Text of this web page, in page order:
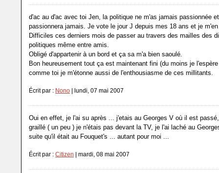
d'ac au d'ac avec toi Jen, la politique ne m'as jamais passionnée
passionnera jamais. Je vote le jour J depuis mes 18 ans et je
Difficiles ces derniers mois de passer au travers des mailles des
politiques même entre amis.
Obligé d'appartenir à un bord et ça sa m'a bien saoulé.
Bon heureusement tout ça est maintenant fini (du moins je
comme toi je m'étonne aussi de l'enthousiasme de ces millitants.
Écrit par : Nono | lundi, 07 mai 2007
Oui en effet, je l'ai su après ... j'etais au Georges V où il est
graillé ( un peu ) je n'étais pas devant la TV, je l'ai laché au
suite qu'il était au Fouquet's ... autant pour moi ...
Écrit par : Citizen | mardi, 08 mai 2007